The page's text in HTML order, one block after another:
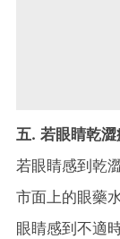
五. 若眼睛乾澀
若眼睛感到乾
市面上的眼藥
眼睛感到不適